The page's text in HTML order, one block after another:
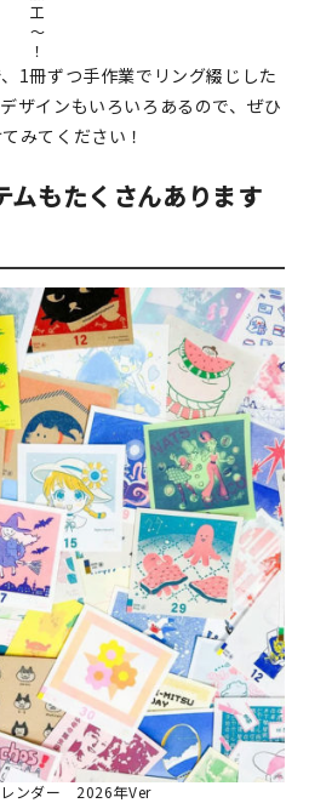
工
～
！
1冊ずつ手作業でリング綴じした
ザインもいろいろあるので、ぜひ
みてください！
ムもたくさんあります
レンダー 2026年Ver